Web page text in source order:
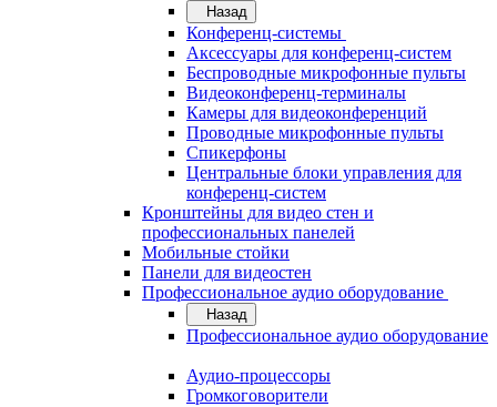
Назад
Конференц-системы
Аксессуары для конференц-систем
Беспроводные микрофонные пульты
Видеоконференц-терминалы
Камеры для видеоконференций
Проводные микрофонные пульты
Спикерфоны
Центральные блоки управления для
конференц-систем
Кронштейны для видео стен и
профессиональных панелей
Мобильные стойки
Панели для видеостен
Профессиональное аудио оборудование
Назад
Профессиональное аудио оборудование
Аудио-процессоры
Громкоговорители